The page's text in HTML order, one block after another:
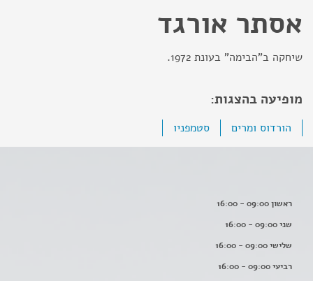
אסתר אורגד
שיחקה ב"הבימה" בעונת 1972.
מופיעה בהצגות:
הורדוס ומרים סטמפניו
ראשון 09:00 - 16:00
שני 09:00 - 16:00
שלישי 09:00 - 16:00
רביעי 09:00 - 16:00